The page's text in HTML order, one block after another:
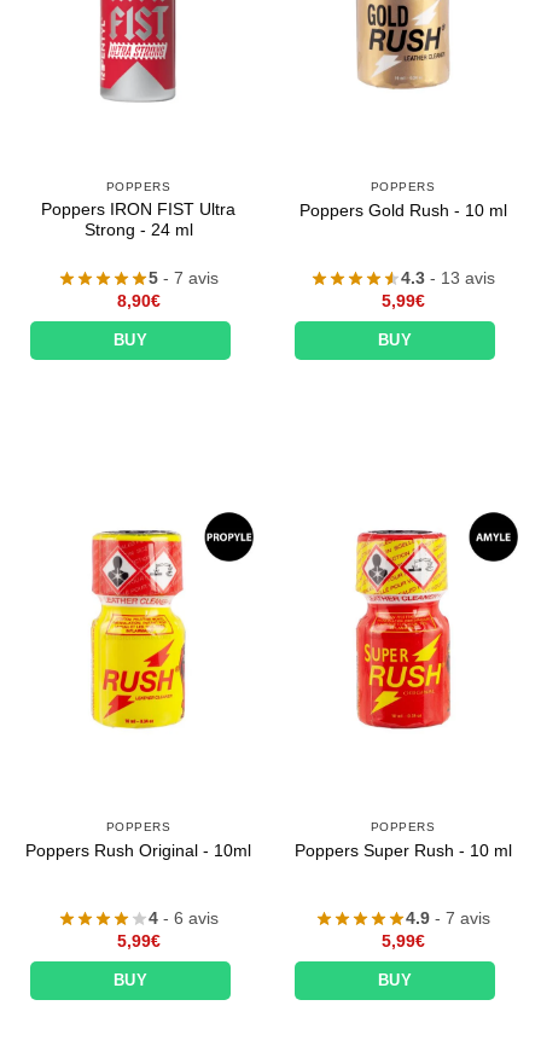
POPPERS
Poppers IRON FIST Ultra
Strong - 24 ml
5 - 7 avis
8,90€
BUY
POPPERS
Poppers Gold Rush - 10 ml
4.3 - 13 avis
5,99€
BUY
POPPERS
Poppers Rush Original - 10ml
4 - 6 avis
5,99€
BUY
POPPERS
Poppers Super Rush - 10 ml
4.9 - 7 avis
5,99€
BUY